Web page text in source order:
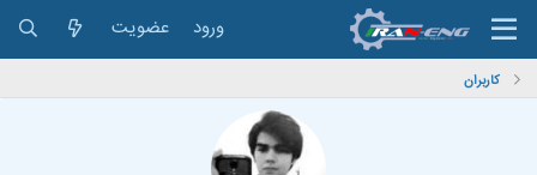
ورود عضویت
کاربران